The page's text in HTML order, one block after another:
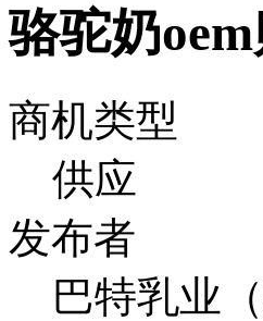
骆驼奶
商机类型
供应
发布者
巴特乳业